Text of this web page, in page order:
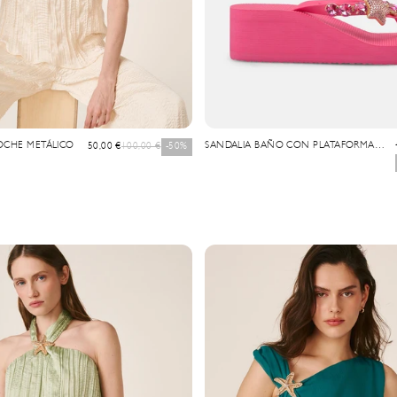
METÁLICO Precio de oferta
50,00 €Precio normal
100,00 € -50%
SANDALIA BAÑO CON PLATAFORMA